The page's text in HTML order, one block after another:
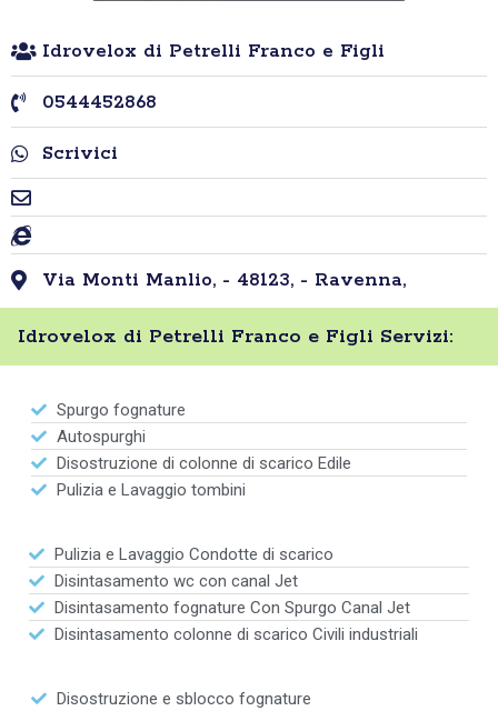
Idrovelox di Petrelli Franco e Figli
0544452868
Scrivici
Via Monti Manlio, - 48123, - Ravenna,
Idrovelox di Petrelli Franco e Figli Servizi:
Spurgo fognature
Autospurghi
Disostruzione di colonne di scarico Edile
Pulizia e Lavaggio tombini
Pulizia e Lavaggio Condotte di scarico
Disintasamento wc con canal Jet
Disintasamento fognature Con Spurgo Canal Jet
Disintasamento colonne di scarico Civili industriali
Disostruzione e sblocco fognature